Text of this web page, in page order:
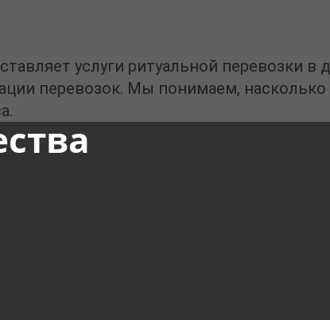
услуги ритуальной перевозки в
перевозок. Мы понимаем, насколько